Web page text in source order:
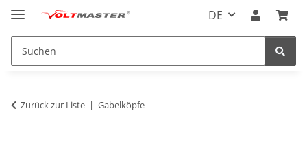
DE
Zurück zur Liste Gabelköpfe